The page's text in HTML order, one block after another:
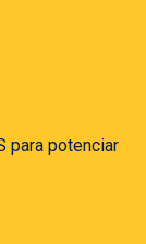
para potenciar